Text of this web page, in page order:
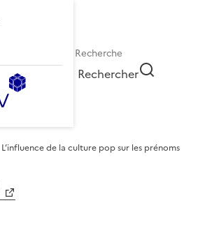
Rechercher
L’influence de la culture pop sur les prénoms